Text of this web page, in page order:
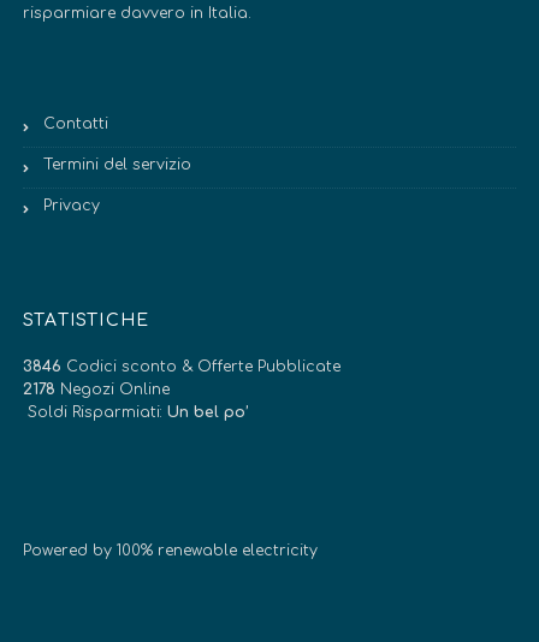
risparmiare davvero in Italia.
Contatti
Termini del servizio
Privacy
STATISTICHE
3846 Codici sconto & Offerte Pubblicate
2178 Negozi Online
Soldi Risparmiati: Un bel po’
Powered by 100% renewable electricity